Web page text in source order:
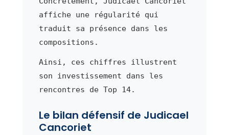
affiche une régularité qui
traduit sa présence dans les
compositions.
Ainsi, ces chiffres illustrent
son investissement dans les
rencontres de Top 14.
Le bilan défensif de Judicael
Cancoriet